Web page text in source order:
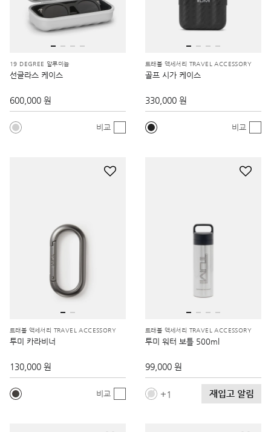
19 DEGREE 알루미늄
선글라스 케이스
600,000 원
비교
트래블 액세서리 TRAVEL ACCESSORY
골프 시가 케이스
330,000 원
비교
트래블 액세서리 TRAVEL ACCESSORY
투미 카라비너
130,000 원
비교
트래블 액세서리 TRAVEL ACCESSORY
투미 워터 보틀 500ml
99,000 원
1 재입고 알림